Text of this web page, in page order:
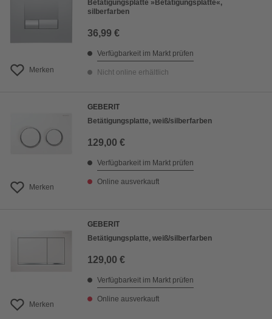
Merken
Betätigungsplatte »Betätigungsplatte«,
silberfarben
36,99 €
Verfügbarkeit im Markt prüfen
Nicht online erhältlich
Merken
GEBERIT
Betätigungsplatte, weiß/silberfarben
129,00 €
Verfügbarkeit im Markt prüfen
Online ausverkauft
Merken
GEBERIT
Betätigungsplatte, weiß/silberfarben
129,00 €
Verfügbarkeit im Markt prüfen
Online ausverkauft